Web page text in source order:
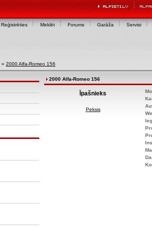
Reģistrēties Meklēt Forums Garāža Servisi
» 2000 Alfa-Romeo 156
2000 Alfa-Romeo 156
Īpašnieks
Peksis